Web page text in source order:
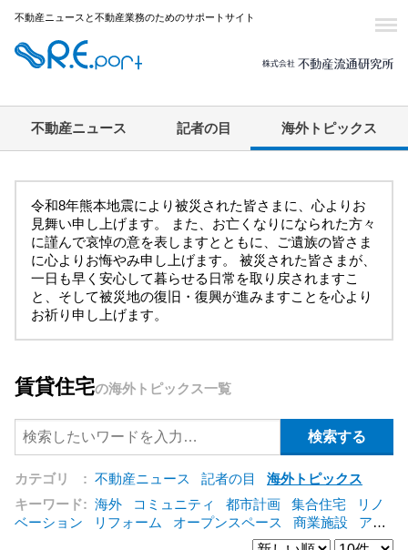
不動産ニュースと不動産業務のためのサポートサイト
不動産ニュース 記者の目 海外トピックス
令和8年熊本地震により被災された皆さまに、心よりお
見舞い申し上げます。 また、お亡くなりになられた方々
に謹んで哀悼の意を表しますとともに、ご遺族の皆さま
に心よりお悔やみ申し上げます。 被災された皆さまが、
一日も早く安心して暮らせる日常を取り戻されますこ
と、そして被災地の復旧・復興が進みますことを心より
お祈り申し上げます。
賃貸住宅の海外トピックス一覧
カテゴリ : 不動産ニュース 記者の目
海外トピックス
キーワード: 海外 コミュニティ 都市計画 集合住宅
リノ
ベーション
リフォーム オープンスペース 商業施設
アパ
エネルギー
新型コロ